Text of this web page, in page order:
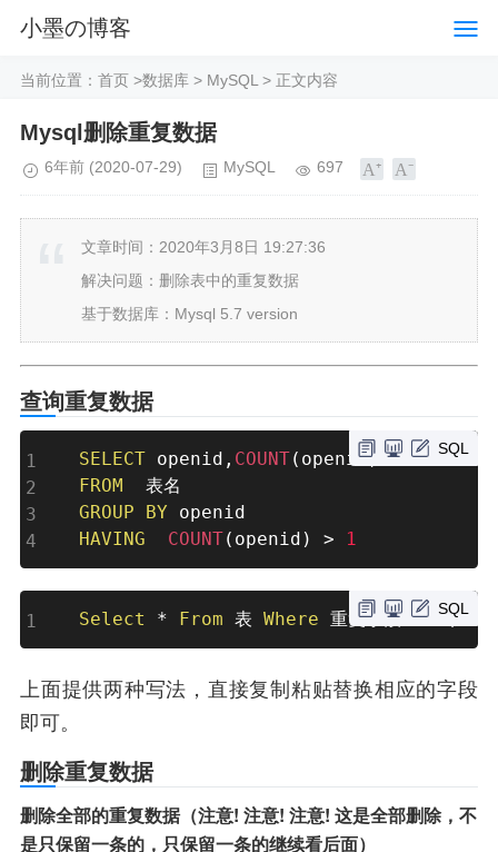
小墨の博客
当前位置： 首页 >数据库 > MySQL > 正文内容
Mysql删除重复数据
6年前 (2020-07-29) MySQL 697
文章时间：2020年3月8日 19:27:36
解决问题：删除表中的重复数据
基于数据库：Mysql 5.7 version
查询重复数据
SQL
SELECT openid , COUNT( openid)
FROM
GROUP
BY
HAVING
COUNT( openid ) > 1
SQL
Select * From 表 Where 重复字段 In (
上面提供两种写法，直接复制粘贴替换相应的字段
即可。
删除重复数据
删除全部的重复数据（注意! 注意! 注意! 这是全部删除，不
是只保留一条的，只保留一条的继续看后面）